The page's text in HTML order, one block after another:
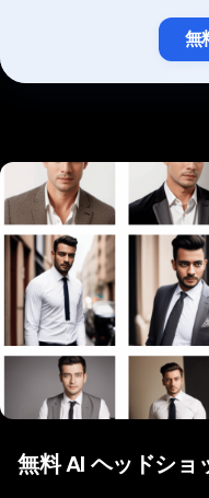
無
無料 AI ヘッドショ